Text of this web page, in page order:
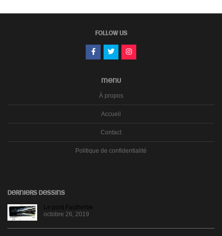
FOLLOW US
MENU
À propos
Accueil
Contact
Politique de confidentialité
DERNIERS DESSINS
Le pont Faidherbe
octobre 26, 2019